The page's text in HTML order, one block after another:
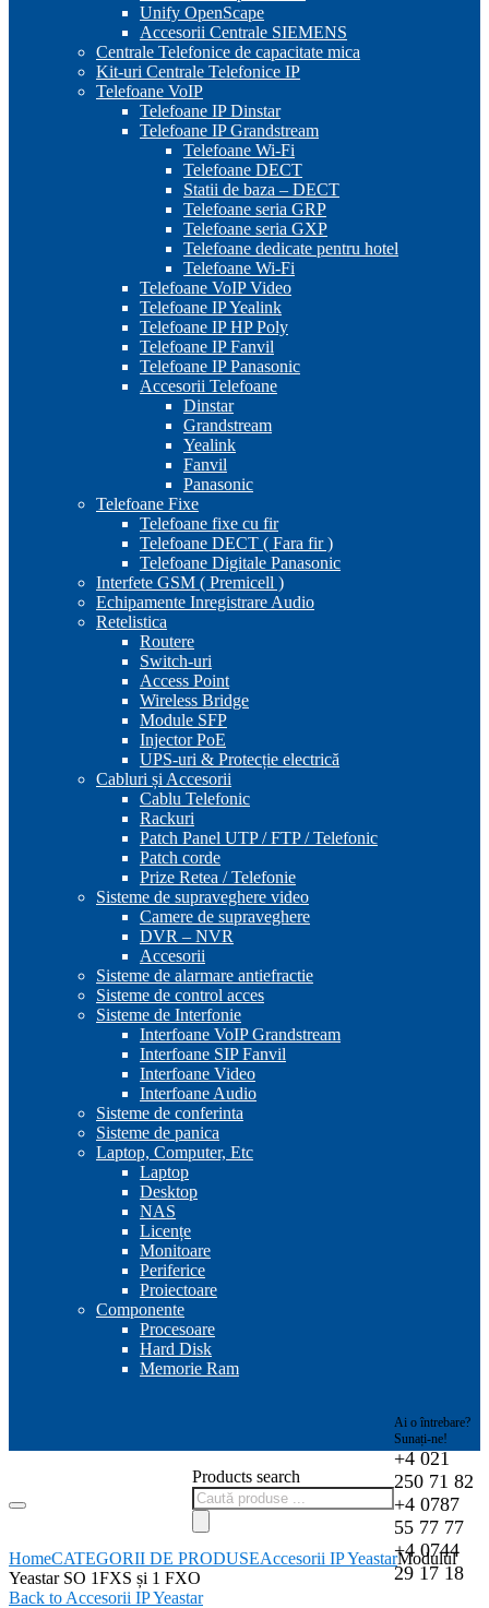
Unify OpenScape
Accesorii Centrale SIEMENS
Centrale Telefonice de capacitate mica
Kit-uri Centrale Telefonice IP
Telefoane VoIP
Telefoane IP Dinstar
Telefoane IP Grandstream
Telefoane Wi-Fi
Telefoane DECT
Statii de baza – DECT
Telefoane seria GRP
Telefoane seria GXP
Telefoane dedicate pentru hotel
Telefoane Wi-Fi
Telefoane VoIP Video
Telefoane IP Yealink
Telefoane IP HP Poly
Telefoane IP Fanvil
Telefoane IP Panasonic
Accesorii Telefoane
Dinstar
Grandstream
Yealink
Fanvil
Panasonic
Telefoane Fixe
Telefoane fixe cu fir
Telefoane DECT ( Fara fir )
Telefoane Digitale Panasonic
Interfete GSM ( Premicell )
Echipamente Inregistrare Audio
Retelistica
Routere
Switch-uri
Access Point
Wireless Bridge
Module SFP
Injector PoE
UPS-uri & Protecție electrică
Cabluri și Accesorii
Cablu Telefonic
Rackuri
Patch Panel UTP / FTP / Telefonic
Patch corde
Prize Retea / Telefonie
Sisteme de supraveghere video
Camere de supraveghere
DVR – NVR
Accesorii
Sisteme de alarmare antiefractie
Sisteme de control acces
Sisteme de Interfonie
Interfoane VoIP Grandstream
Interfoane SIP Fanvil
Interfoane Video
Interfoane Audio
Sisteme de conferinta
Sisteme de panica
Laptop, Computer, Etc
Laptop
Desktop
NAS
Licențe
Monitoare
Periferice
Proiectoare
Componente
Procesoare
Hard Disk
Memorie Ram
Products search
Ai o întrebare?
Sunați-ne!
+4 021
250 71 82
+4 0787
55 77 77
+4 0744
29 17 18
HomeCATEGORII DE PRODUSEAccesorii IP YeastarModulul
Yeastar SO 1FXS și 1 FXO
Back to Accesorii IP Yeastar